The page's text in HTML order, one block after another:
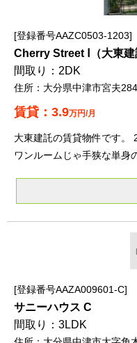
登録番号AAZC0503-1203
Cherry Street Ⅰ（大東
2DK
大分県中津市宮夫
3.9万円/月
大東建託の賃貸物件です
ワンルームじゃ手狭な単身
登録番号AAZA009601-C
サニーハウス C
3LDK